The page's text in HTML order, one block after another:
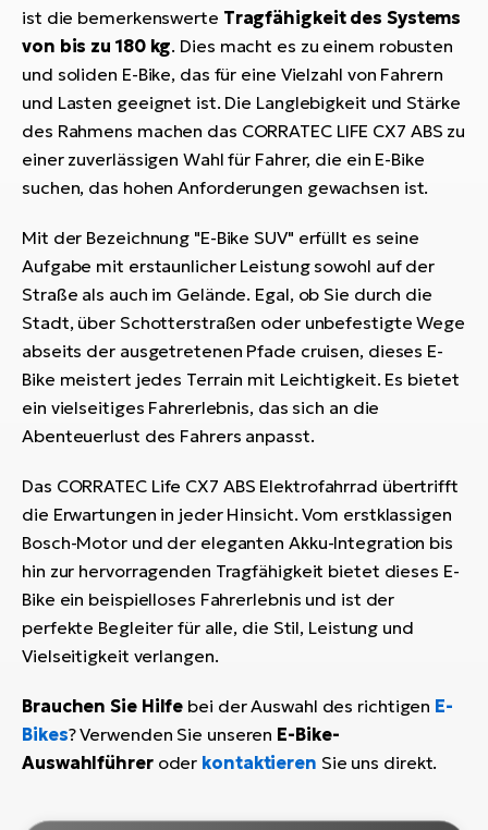
ist die bemerkenswerte Tragfähigkeit des Systems
von bis zu 180 kg. Dies macht es zu einem robusten
und soliden E-Bike, das für eine Vielzahl von Fahrern
und Lasten geeignet ist. Die Langlebigkeit und Stärke
des Rahmens machen das CORRATEC LIFE CX7 ABS zu
einer zuverlässigen Wahl für Fahrer, die ein E-Bike
suchen, das hohen Anforderungen gewachsen ist.
Mit der Bezeichnung "E-Bike SUV" erfüllt es seine
Aufgabe mit erstaunlicher Leistung sowohl auf der
Straße als auch im Gelände. Egal, ob Sie durch die
Stadt, über Schotterstraßen oder unbefestigte Wege
abseits der ausgetretenen Pfade cruisen, dieses E-
Bike meistert jedes Terrain mit Leichtigkeit. Es bietet
ein vielseitiges Fahrerlebnis, das sich an die
Abenteuerlust des Fahrers anpasst.
Das CORRATEC Life CX7 ABS Elektrofahrrad übertrifft
die Erwartungen in jeder Hinsicht. Vom erstklassigen
Bosch-Motor und der eleganten Akku-Integration bis
hin zur hervorragenden Tragfähigkeit bietet dieses E-
Bike ein beispielloses Fahrerlebnis und ist der
perfekte Begleiter für alle, die Stil, Leistung und
Vielseitigkeit verlangen.
Brauchen Sie Hilfe bei der Auswahl des richtigen E-
Bikes? Verwenden Sie unseren E-Bike-
Auswahlführeroder kontaktieren Sie uns direkt.